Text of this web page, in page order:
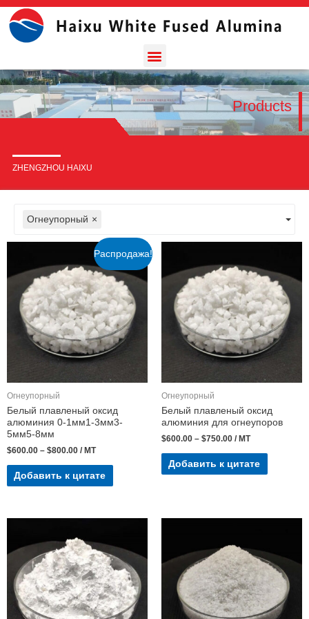
Products
ZHENGZHOU HAIXU
Огнеупорный ×
Распродажа!
Огнеупорный
Белый плавленый оксид
алюминия 0-1мм1-3мм3-
5мм5-8мм
$600.00 – $800.00 / MT
Добавить к цитате
Огнеупорный
Белый плавленый оксид
алюминия для огнеупоров
$600.00 – $750.00 / MT
Добавить к цитате